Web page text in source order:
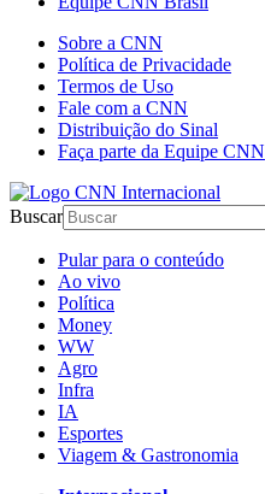
Sobre a CNN
Política de Privacidade
Termos de Uso
Fale com a CNN
Distribuição do Sinal
Faça parte da Equipe CNN
Buscar
Pular para o conteúdo
Ao vivo
Política
Money
WW
Agro
Infra
IA
Esportes
Viagem & Gastronomia